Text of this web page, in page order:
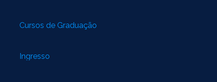
Cursos de Graduação
Ingresso